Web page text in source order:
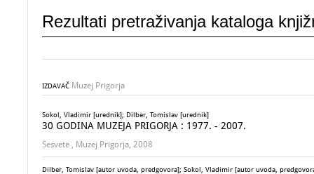
Rezultati pretraživanja kataloga
IZDAVAČ Muzej Prigorja
Sokol, Vladimir [urednik]; Dilber, Tomislav [urednik]
30 GODINA MUZEJA PRIGORJA : 1977. - 2007.
Sesvete , Muzej Prigorja, 2008
Dilber, Tomislav [autor uvoda, predgovora]; Sokol, Vladimir [autor uvoda,